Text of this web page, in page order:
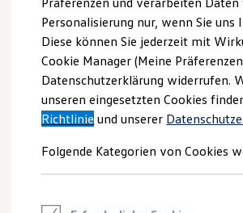
Familienautos
Kombis
Kompaktwagen
Sportwagen
Schnell verfügbare Fahrzeuge
Angebote und Produkte
Aktuelle Angebote
E-Auto-Förderung
Volkswagen Marktplatz
Junge Gebrauchtwagen und
Personalisierung nur, wenn Sie uns
Diese können Sie jederzeit mit
Cookie Manager (Meine
Datenschutzerklärung widerrufen.
unseren eingesetzten Cookies
Richtlinie und unserer
Folgende Kategorien von Cookies